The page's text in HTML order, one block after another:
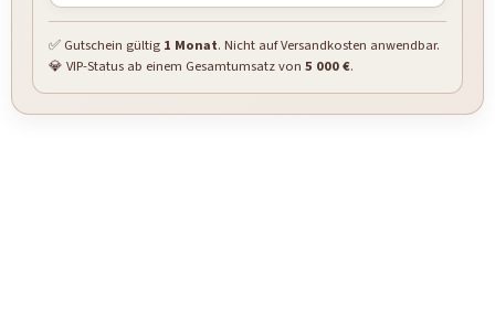
✅ Gutschein gültig 1 Monat. Nicht auf Versandkosten anwendbar.
💎 VIP-Status ab einem Gesamtumsatz von 5 000 €.